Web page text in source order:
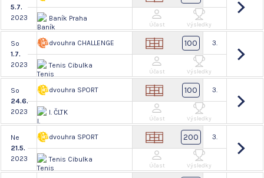
5.7.
2023
Baník Praha
Účast Výsledky
So
1.7.
2023
dvouhra CHALLENGE
Tenis Cibulka
100 3.
Účast Výsledky
So
24.6.
2023
dvouhra SPORT
I. ČLTK
100 3.
Účast Výsledky
Ne
21.5.
2023
dvouhra SPORT
Tenis Cibulka
200 3.
Účast Výsledky